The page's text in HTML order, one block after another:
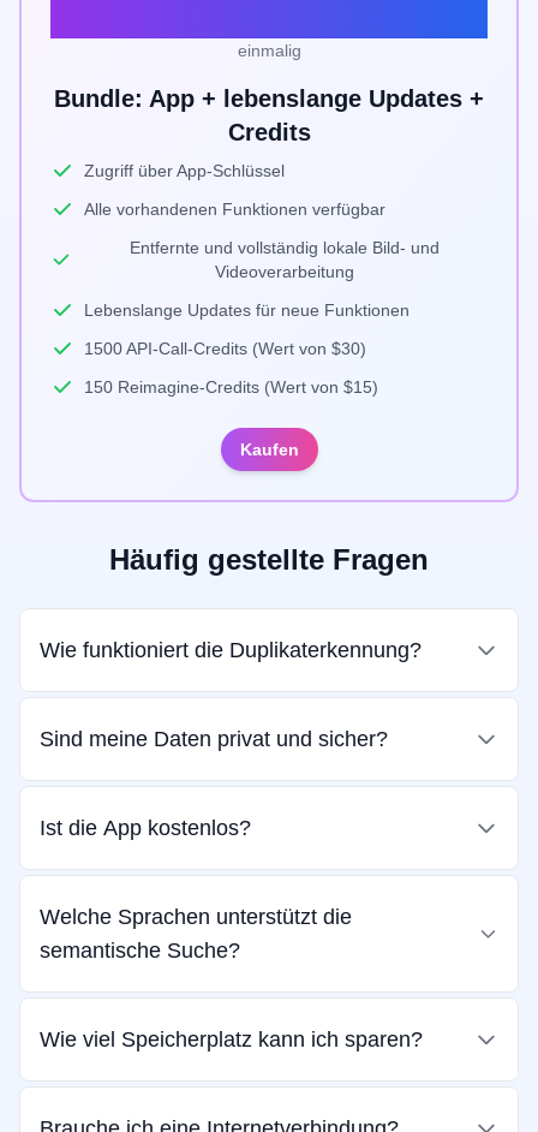
einmalig
Bundle: App + lebenslange Updates +
Credits
Zugriff über App-Schlüssel
Alle vorhandenen Funktionen verfügbar
Entfernte und vollständig lokale Bild- und
Videoverarbeitung
Lebenslange Updates für neue Funktionen
1500 API-Call-Credits (Wert von $30)
150 Reimagine-Credits (Wert von $15)
Kaufen
Häufig gestellte Fragen
Wie funktioniert die Duplikaterkennung?
Sind meine Daten privat und sicher?
Ist die App kostenlos?
Welche Sprachen unterstützt die
semantische Suche?
Wie viel Speicherplatz kann ich sparen?